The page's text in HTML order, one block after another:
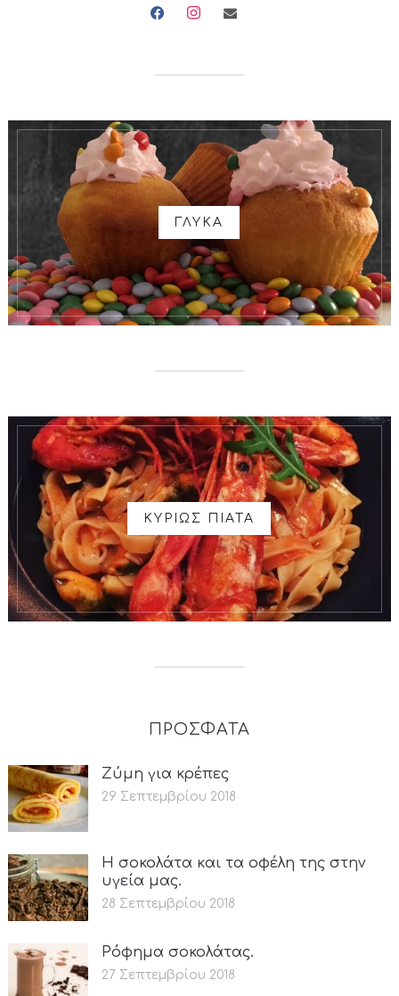
facebookinstagramenvelope
ΓΛΥΚΑ
ΚΥΡΙΩΣ ΠΙΑΤΑ
ΠΡΟΣΦΑΤΑ
Ζύμη για κρέπες
29 Σεπτεμβρίου 2018
Η σοκολάτα και τα οφέλη της στην
υγεία μας.
28 Σεπτεμβρίου 2018
Ρόφημα σοκολάτας.
27 Σεπτεμβρίου 2018